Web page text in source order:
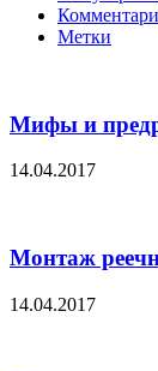
Метки
Мифы и
14.04.2017
Монтаж
14.04.2017